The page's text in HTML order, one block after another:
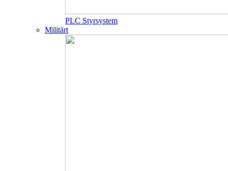
PLC Styrsystem
Militärt